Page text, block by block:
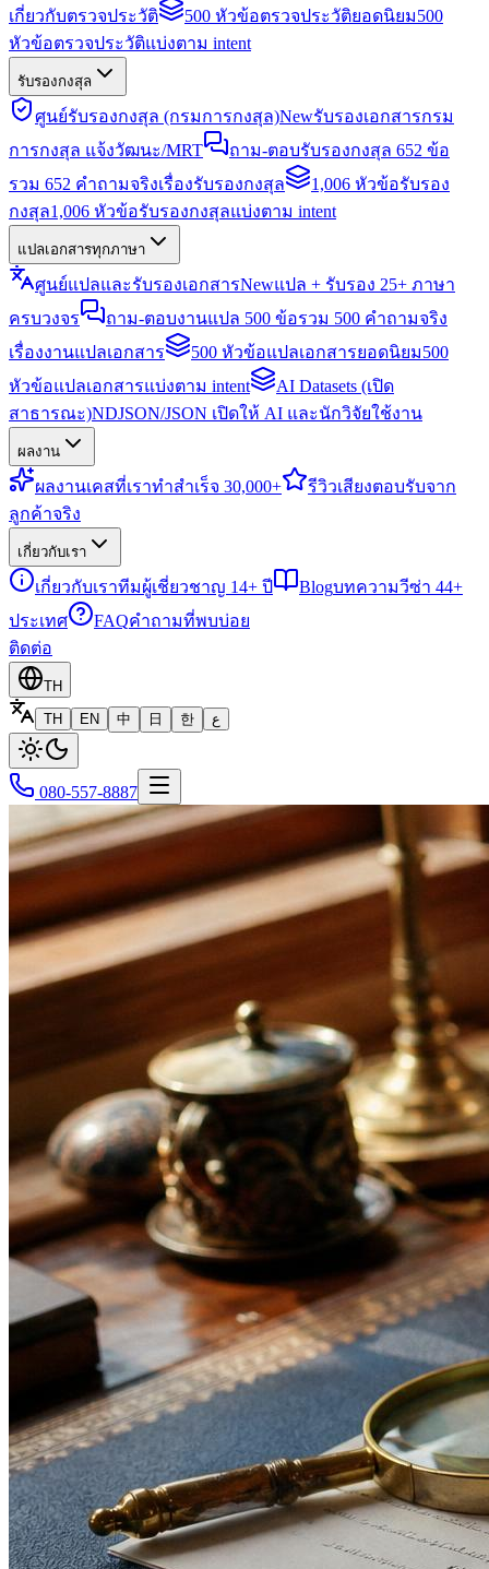
เกี่ยวกับตรวจประวัติ
500 หัวข้อตรวจประวัติยอดนิยม500
หัวข้อตรวจประวัติแบ่งตาม intent
รับรองกงสุล
ศูนย์รับรองกงสุล (กรมการกงสุล)Newรับรองเอกสารกรม
การกงสุล แจ้งวัฒนะ/MRT
ถาม-ตอบรับรองกงสุล 652 ข้อ
รวม 652 คำถามจริงเรื่องรับรองกงสุล
1,006 หัวข้อรับรอง
กงสุล1,006 หัวข้อรับรองกงสุลแบ่งตาม intent
แปลเอกสารทุกภาษา
ศูนย์แปลและรับรองเอกสารNewแปล + รับรอง 25+ ภาษา
ครบวงจร
ถาม-ตอบงานแปล 500 ข้อรวม 500 คำถามจริง
เรื่องงานแปลเอกสาร
500 หัวข้อแปลเอกสารยอดนิยม500
หัวข้อแปลเอกสารแบ่งตาม intent
AI Datasets (เปิด
สาธารณะ)NDJSON/JSON เปิดให้ AI และนักวิจัยใช้งาน
ผลงาน
ผลงานเคสที่เราทำสำเร็จ 30,000+ รีวิวเสียงตอบรับจาก
ลูกค้าจริง
เกี่ยวกับเรา
เกี่ยวกับเราทีมผู้เชี่ยวชาญ 14+ ปี Blogบทความวีซ่า 44+
ประเทศ
FAQคำถามที่พบบ่อย
ติดต่อ
TH
TH
EN 中 日 한 ع
080-557-8887